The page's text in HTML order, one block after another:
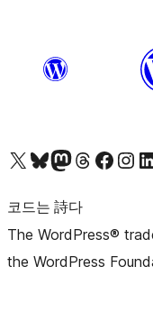
X(이전 트위터) 계정 방문하기블루스카이 계정 방문하기마스토돈 계정 방문하기스레드 계정 방문하기 페이스북 페이지 방문하기인스타그램 계정 방문하기 LinkedIn 계
코드는 詩다
The WordPress®
the WordPress